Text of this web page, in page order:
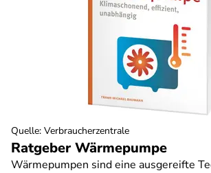
Ratgeber Wärmepumpe
Wärmepumpen sind eine ausgereifte
Quelle: Verbraucherzentrale